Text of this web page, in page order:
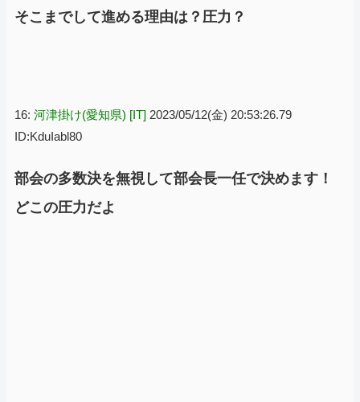
そこまでして進める理由は？圧力？
16: 河津掛け(愛知県) [IT] 2023/05/12(金) 20:53:26.79
ID:KduIabl80
部会の多数決を無視して部会長一任で決めます！
どこの圧力だよ